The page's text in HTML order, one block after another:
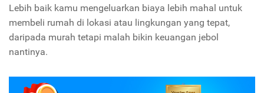
Lebih baik kamu mengeluarkan biaya lebih mahal untuk
membeli rumah di lokasi atau lingkungan yang tepat,
daripada murah tetapi malah bikin keuangan jebol
nantinya.